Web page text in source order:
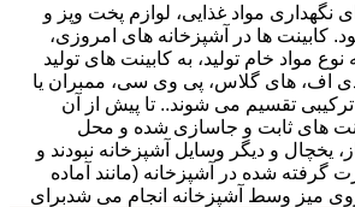
نگهداری مواد غذایی، لوازم پخت وپز و
ها در آشپزخانه های امروزی،
مواد خام تولید، به کابینت های تولید
اف، های گلاس، پی وی سی، ممبران یا
تقسیم می شوند.. تا پیش از آن
های ثابت و جاسازی شده و محل
و دیگر وسایل آشپزخانه نبودند و
گرفته شده در آشپزخانه (مانند آماده
میز وسط آشپزخانه انجام می شدبرای